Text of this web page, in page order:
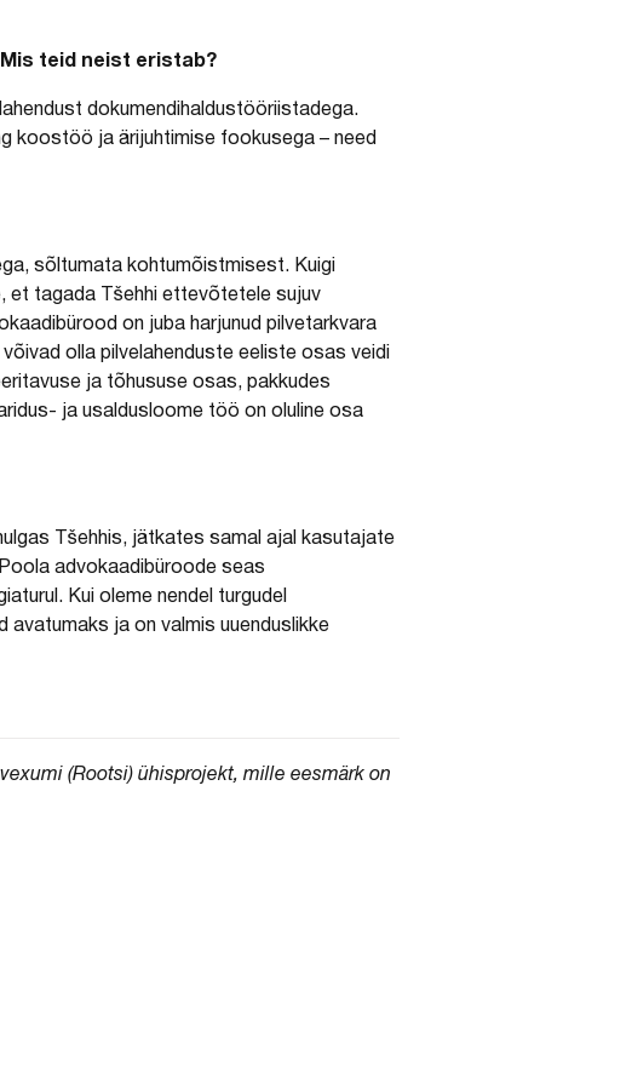
teid neist eristab?
dokumendihaldustööriistadega.
koostöö ja ärijuhtimise fookusega – need
sõltumata kohtumõistmisest. Kuigi
et tagada Tšehhi ettevõtetele sujuv
on juba harjunud pilvetarkvara
olla pilvelahenduste eeliste osas veidi
ja tõhususe osas, pakkudes
ja usaldusloome töö on oluline osa
Tšehhis, jätkates samal ajal kasutajate
advokaadibüroode seas
Kui oleme nendel turgudel
ja on valmis uuenduslikke
(Rootsi) ühisprojekt, mille eesmärk on